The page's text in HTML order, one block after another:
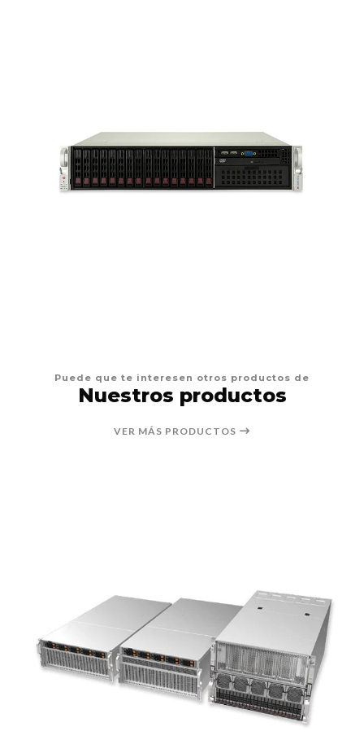
Puede que te interesen otros productos de
Nuestros productos
VER MÁS PRODUCTOS